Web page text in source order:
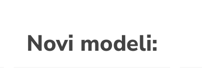
Novi modeli: